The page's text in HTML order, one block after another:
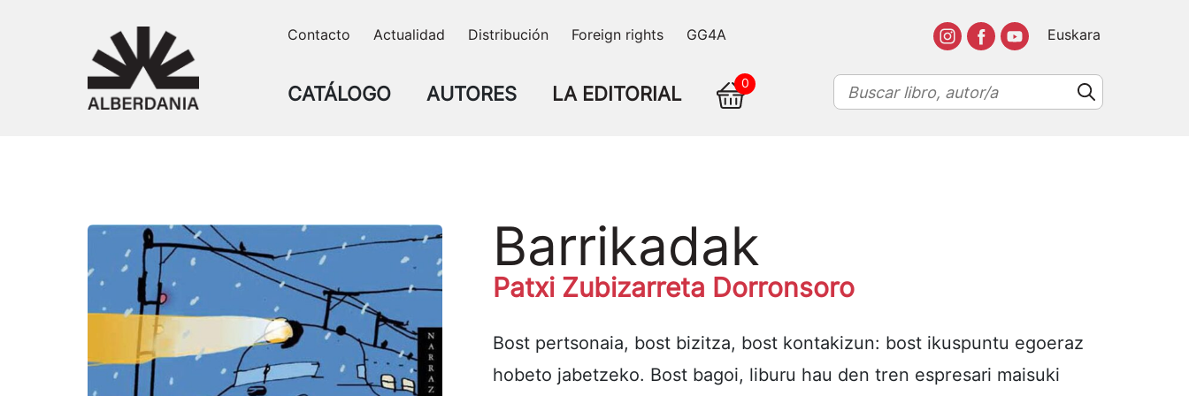
Contacto Actualidad Distribución Foreign rights GG4A Euskara
CATÁLOGO AUTORES LA EDITORIAL 0
Barrikadak
Patxi Zubizarreta Dorronsoro
Bost pertsonaia, bost bizitza, bost kontakizun: bost ikuspuntu egoeraz
hobeto jabetzeko. Bost bagoi, liburu hau den tren espresari maisuki